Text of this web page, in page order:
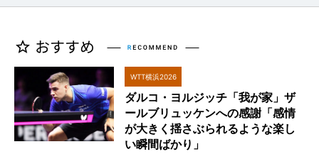
WTT横浜2026
ダルコ・ヨルジッチ「我が家」ザ
ールブリュッケンへの感謝「感情
が大きく揺さぶられるような楽し
い瞬間ばかり」